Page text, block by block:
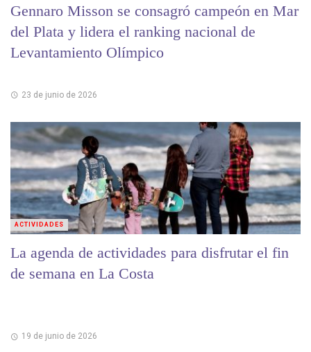
Gennaro Misson se consagró campeón en Mar
del Plata y lidera el ranking nacional de
Levantamiento Olímpico
23 de junio de 2026
La agenda de actividades para disfrutar el fin
de semana en La Costa
19 de junio de 2026
ACTIVIDADES